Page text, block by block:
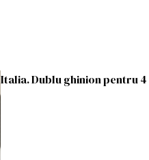
Italia. Dublu ghinion pentru